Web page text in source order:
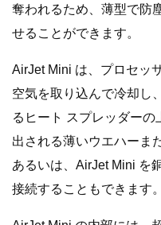
奪われるため、薄型で防
せることができます。
AirJet Mini は、プロセッ
空気を取り込んで冷却し
るヒート スプレッダー
出される薄いウエハーま
あるいは、AirJet Mini を
接続することもできます。